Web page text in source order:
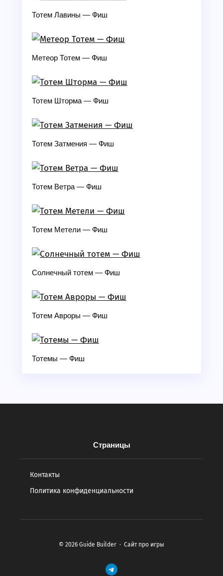
Тотем Лавины — Фиш
Метеор Тотем — Фиш
Тотем Шторма — Фиш
Тотем Затмения — Фиш
Тотем Ветра — Фиш
Тотем Метели — Фиш
Солнечный тотем — Фиш
Тотем Авроры — Фиш
Тотемы — Фиш
Страницы
Контакты
Политика конфиденциальности
© 2026 Guide Builder · Сайт про игры